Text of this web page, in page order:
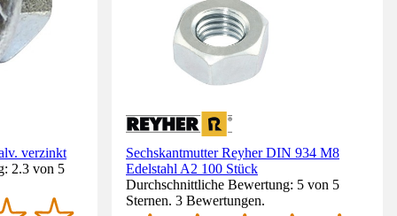
verzinkt
2.3 von 5
Sechskantmutter Reyher DIN 934 M8
Edelstahl A2 100 Stück
Durchschnittliche Bewertung: 5 von 5
Sternen. 3 Bewertungen.